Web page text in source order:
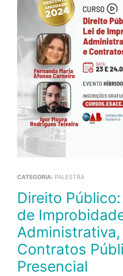
CATEGORIA: PALESTRA
Direito Público: A Nova Lei
de
Contratos
Presencial